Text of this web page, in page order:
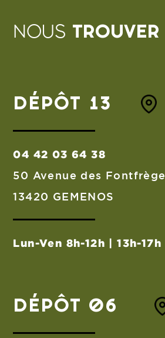
NOUS TROUVER
DÉPÔT 13
04 42 03 64 38
50 Avenue des Fontfrège
13420 GEMENOS
Lun-Ven 8h-12h | 13h-17h
DÉPÔT 06